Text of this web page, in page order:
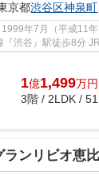
京都渋谷区神泉町
渋谷』駅徒歩8分
1億1,499万円
3階 / 2LDK /
ランリビオ恵